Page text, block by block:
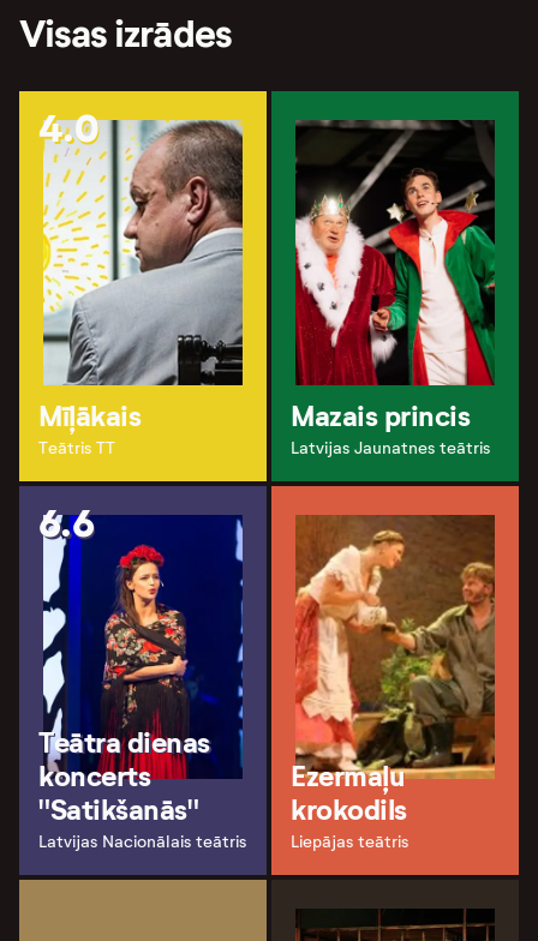
Visas izrādes
4.0
Mīļākais
Teātris TT
Mazais princis
Latvijas Jaunatnes teātris
6.6
Teātra dienas
koncerts
"Satikšanās"
Latvijas Nacionālais teātris
Ezermaļu
krokodils
Liepājas teātris